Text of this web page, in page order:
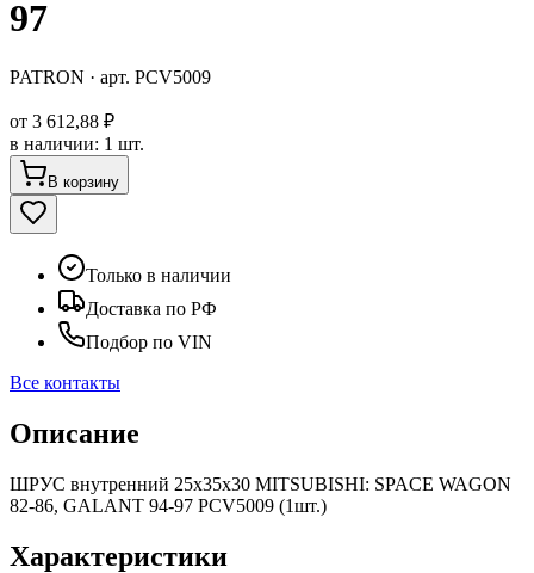
97
PATRON · арт. PCV5009
от 3 612,88 ₽
в наличии: 1 шт.
В корзину
Только в наличии
Доставка по РФ
Подбор по VIN
Все контакты
Описание
ШРУС внутренний 25x35x30 MITSUBISHI: SPACE WAGON
82-86, GALANT 94-97 PCV5009 (1шт.)
Характеристики